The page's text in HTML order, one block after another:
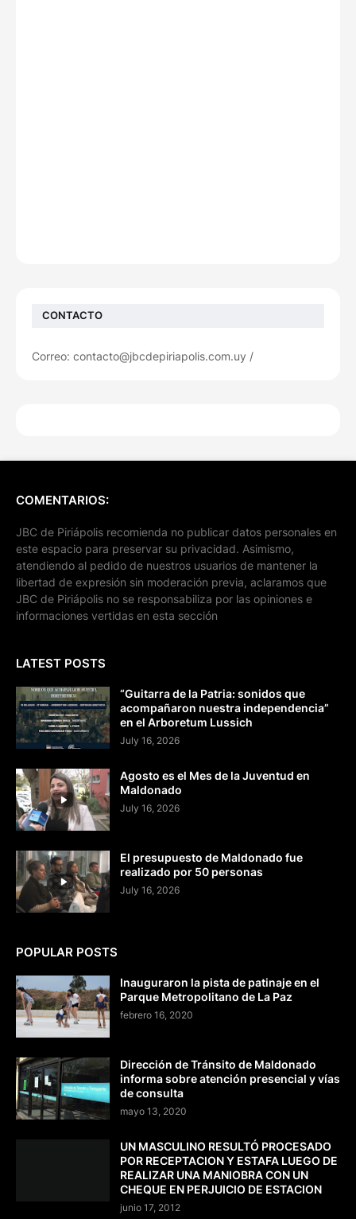
CONTACTO
Correo: contacto@jbcdepiriapolis.com.uy /
COMENTARIOS:
JBC de Piriápolis recomienda no publicar datos personales en
este espacio para preservar su privacidad. Asimismo,
atendiendo al pedido de nuestros usuarios de mantener la
libertad de expresión sin moderación previa, aclaramos que
JBC de Piriápolis no se responsabiliza por las opiniones e
informaciones vertidas en esta sección
LATEST POSTS
“Guitarra de la Patria: sonidos que
acompañaron nuestra independencia”
en el Arboretum Lussich
July 16, 2026
Agosto es el Mes de la Juventud en
Maldonado
July 16, 2026
El presupuesto de Maldonado fue
realizado por 50 personas
July 16, 2026
POPULAR POSTS
Inauguraron la pista de patinaje en el
Parque Metropolitano de La Paz
febrero 16, 2020
Dirección de Tránsito de Maldonado
informa sobre atención presencial y vías
de consulta
mayo 13, 2020
UN MASCULINO RESULTÓ PROCESADO
POR RECEPTACION Y ESTAFA LUEGO DE
REALIZAR UNA MANIOBRA CON UN
CHEQUE EN PERJUICIO DE ESTACION
junio 17, 2012